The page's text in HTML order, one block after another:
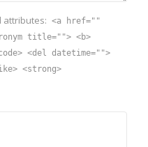
attributes: <a href=""
title=""> <b>
<del datetime="">
<strong>